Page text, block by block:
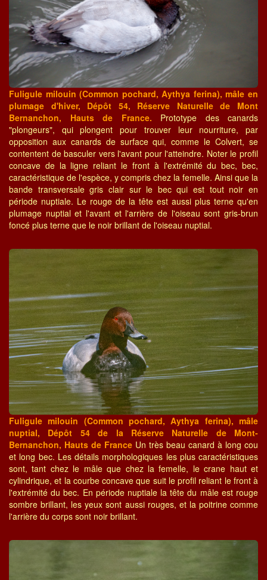
Fuligule milouin (Common pochard, Aythya ferina), mâle en
plumage d'hiver, Dépôt 54, Réserve Naturelle de Mont
Bernanchon, Hauts de France. Prototype des canards
"plongeurs", qui plongent pour trouver leur nourriture, par
opposition aux canards de surface qui, comme le Colvert, se
contentent de basculer vers l'avant pour l'atteindre. Noter le profil
concave de la ligne reliant le front à l'extrémité du bec, bec,
caractéristique de l'espèce, y compris chez la femelle. Ainsi que la
bande transversale gris clair sur le bec qui est tout noir en
période nuptiale. Le rouge de la tête est aussi plus terne qu'en
plumage nuptial et l'avant et l'arrière de l'oiseau sont gris-brun
foncé plus terne que le noir brillant de l'oiseau nuptial.
Fuligule milouin (Common pochard, Aythya ferina), mâle
nuptial, Dépôt 54 de la Réserve Naturelle de Mont-
Bernanchon, Hauts de France Un très beau canard à long cou
et long bec. Les détails morphologiques les plus caractéristiques
sont, tant chez le mâle que chez la femelle, le crane haut et
cylindrique, et la courbe concave que suit le profil reliant le front à
l'extrémité du bec. En période nuptiale la tête du mâle est rouge
sombre brillant, les yeux sont aussi rouges, et la poitrine comme
l'arrière du corps sont noir brillant.